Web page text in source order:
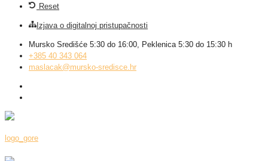
Reset
Izjava o digitalnoj pristupačnosti
Mursko Središće 5:30 do 16:00, Peklenica 5:30 do 15:30 h
+385 40 343 064
maslacak@mursko-sredisce.hr